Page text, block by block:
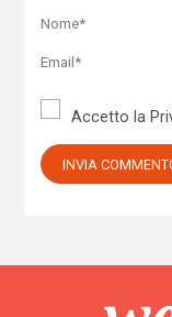
Accetto la